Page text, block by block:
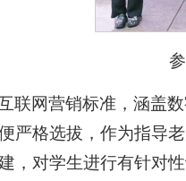
联网营销标准，涵盖
严格选拔，作为指导
，对学生进行有针对